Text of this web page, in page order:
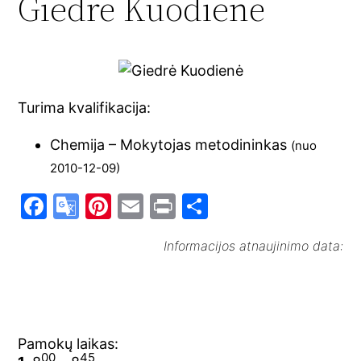
Turima kvalifikacija:
Chemija – Mokytojas metodininkas (nuo
2010-12-09)
F
o
G
Tr
Pi E
ai
Pr
in
t
ar
Informacijos atnaujinimo data:
Pamokų laikas:
00 45